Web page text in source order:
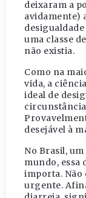
deixaram a
avidamente)
uma classe
não existia.
Como na
vida, a
ideal de
desejável à
No Brasil,
mundo, essa
importa. Não
urgente.